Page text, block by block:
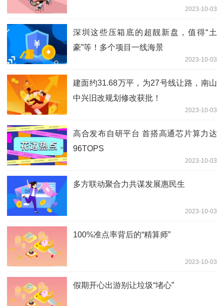
2023-10-03
深圳这些压箱底的超靓新盘，值得“土
豪”等！多个项目一线海景
2023-10-03
建面约31.68万平，为27号线让路，南山
中兴旧改规划修改获批！
2023-10-03
高合发布自研平台 首搭高通芯片算力达
96TOPS
2023-10-03
多方联动聚合力共谋发展惠民生
2023-10-03
100%准点率背后的“精算师”
2023-10-03
假期开心出游别让垃圾“堵心”